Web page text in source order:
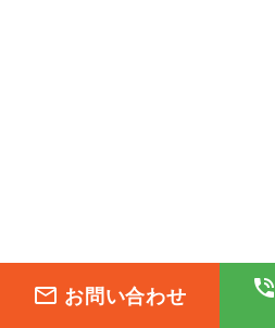
mail_outline お問い合わせ phone_in_talk